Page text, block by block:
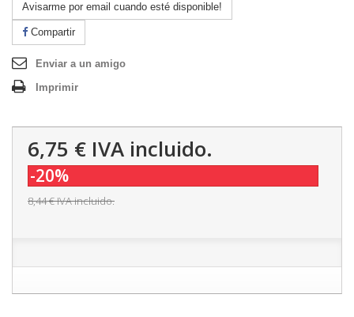
Avisarme por email cuando esté disponible!
Compartir
Enviar a un amigo
Imprimir
6,75 € IVA incluido.
-20%
8,44 €IVA incluido.